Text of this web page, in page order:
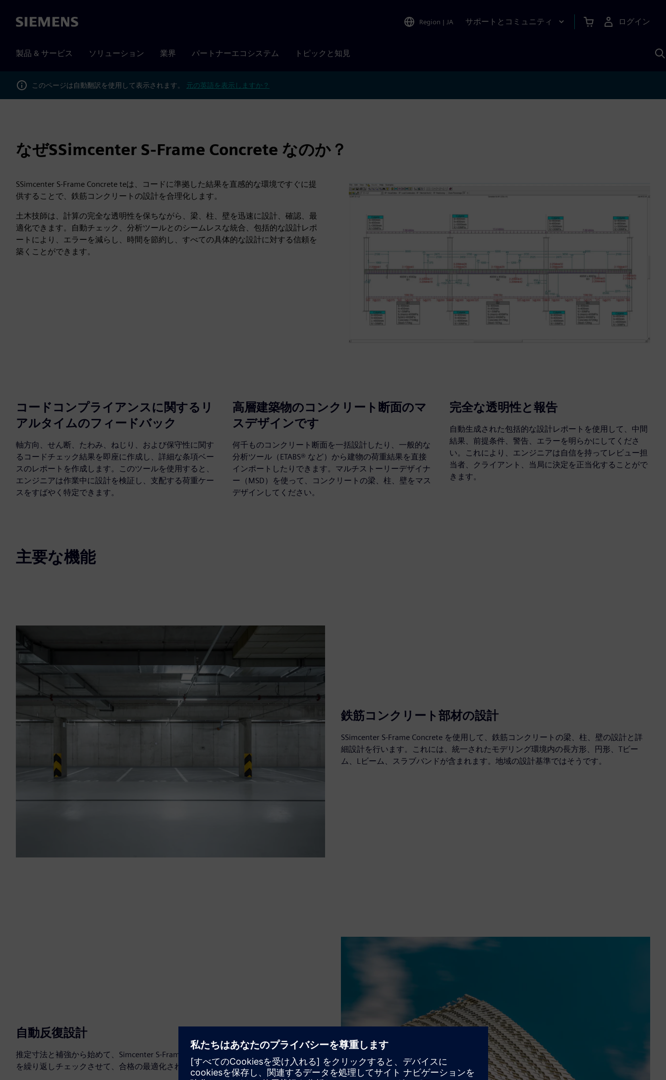
Siemens Region | JA サポートとコミュニティ ログイン
製品 & サービス ソリューション 業界 パートナーエコシステム トピックと知見
このページは自動翻訳を使用して表示されます。 元の英語を表示しますか？
なぜSSimcenter S-Frame Concrete なのか？
SSimcenter S-Frame Concrete teは、コードに準拠した結果を直感的な環境ですぐに提
供することで、鉄筋コンクリートの設計を合理化します。
土木技師は、計算の完全な透明性を保ちながら、梁、柱、壁を迅速に設計、確認、最
適化できます。自動チェック、分析ツールとのシームレスな統合、包括的な設計レポ
ートにより、エラーを減らし、時間を節約し、すべての具体的な設計に対する信頼を
築くことができます。
コードコンプライアンスに関するリ
アルタイムのフィードバック
軸方向、せん断、たわみ、ねじり、および保守性に関す
るコードチェック結果を即座に作成し、詳細な条項ベー
スのレポートを作成します。このツールを使用すると、
エンジニアは作業中に設計を検証し、支配する荷重ケー
スをすばやく特定できます。
高層建築物のコンクリート断面のマ
スデザインです
何千ものコンクリート断面を一括設計したり、一般的な
分析ツール（ETABS® など）から建物の荷重結果を直接
インポートしたりできます。マルチストーリーデザイナ
ー（MSD）を使って、コンクリートの梁、柱、壁をマス
デザインしてください。
完全な透明性と報告
自動生成された包括的な設計レポートを使用して、中間
結果、前提条件、警告、エラーを明らかにしてくださ
い。これにより、エンジニアは自信を持ってレビュー担
当者、クライアント、当局に決定を正当化することがで
きます。
主要な機能
鉄筋コンクリート部材の設計
SSimcenter S-Frame Concrete を使用して、鉄筋コンクリートの梁、柱、壁の設計と詳
細設計を行います。これには、統一されたモデリング環境内の長方形、円形、Tビー
ム、Lビーム、スラブバンドが含まれます。地域の設計基準ではそうです。
自動反復設計
推定寸法と補強から始めて、Simcenter S‑Frame Concreteにセクションのサイズと構成
を繰り返しチェックさせて、合格の最適化されたソリューションにたどり着かせます。